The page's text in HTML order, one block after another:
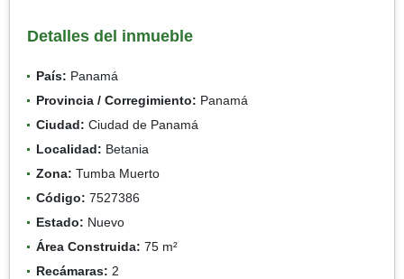
Detalles del inmueble
País: Panamá
Provincia / Corregimiento: Panamá
Ciudad: Ciudad de Panamá
Localidad: Betania
Zona: Tumba Muerto
Código: 7527386
Estado: Nuevo
Área Construida: 75 m²
Recámaras: 2